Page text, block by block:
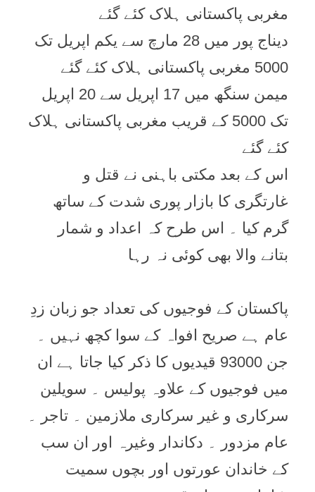
مغربی پاکستانی ہلاک کئے گئے
دیناج پور میں 28 مارچ سے یکم اپریل تک
5000 مغربی پاکستانی ہلاک کئے گئے
میمن سنگھ میں 17 اپریل سے 20 اپریل
تک 5000 کے قریب مغربی پاکستانی ہلاک
کئے گئے
اس کے بعد مکتی باہنی نے قتل و
غارتگری کا بازار پوری شدت کے ساتھ
گرم کیا ۔ اس طرح کہ اعداد و شمار
بتانے والا بھی کوئی نہ رہا
پاکستان کے فوجیوں کی تعداد جو زبان زدِ
عام ہے صریح افواہ کے سوا کچھ نہیں ۔
جن 93000 قیدیوں کا ذکر کیا جاتا ہے ان
میں فوجیوں کے علاوہ پولیس ۔ سویلین
سرکاری و غیر سرکاری ملازمین ۔ تاجر ۔
عام مزدور ۔ دکاندار وغیرہ اور ان سب
کے خاندان عورتوں اور بچوں سمیت